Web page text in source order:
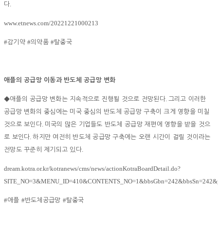
다.
www.etnews.com/20221221000213
#감기약#의약품#탈중국
애플의 공급망 이동과 반도체 공급망 변화
◆애플의 공급망 변화는 지속적으로 진행될 것으로 전망된다. 그리고 이러한
공급망 변화의 중심에는 미국 중심의 반도체 공급망 구축이 크게 영향을 미칠
것으로 보인다. 미국의 많은 기업들도 반도체 공급망 재편에 영향을 받을 것으
로 보인다.하지만 여전히 반도체 공급망 구축에는 오랜 시간이 걸릴 것이라는
전망도 꾸준히 제기되고 있다.
dream.kotra.or.kr/kotranews/cms/news/actionKotraBoardDetail.do?
#애플 #반도체공급망 #탈중국